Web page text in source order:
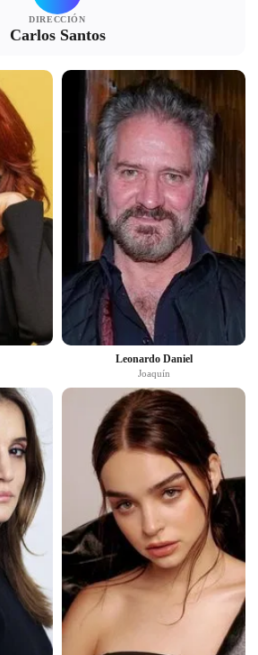
DIRECCIÓN
Carlos Santos
Leonardo Daniel
Joaquín